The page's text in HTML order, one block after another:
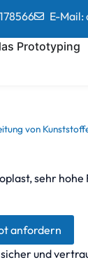
E-Mail:
Prototyping
von
sehr
anfordern
und